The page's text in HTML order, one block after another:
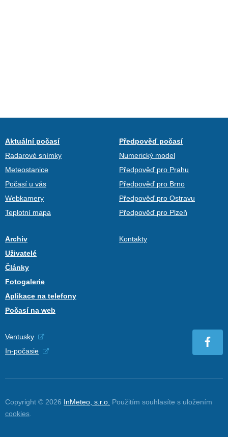
Aktuální počasí
Radarové snímky
Meteostanice
Počasí u vás
Webkamery
Teplotní mapa
Předpověď počasí
Numerický model
Předpověď pro Prahu
Předpověď pro Brno
Předpověď pro Ostravu
Předpověď pro Plzeň
Archiv
Uživatelé
Články
Fotogalerie
Aplikace na telefony
Počasí na web
Kontakty
Ventusky
In-počasie
Copyright © 2026 InMeteo, s.r.o. Použitím souhlasíte s uložením
cookies